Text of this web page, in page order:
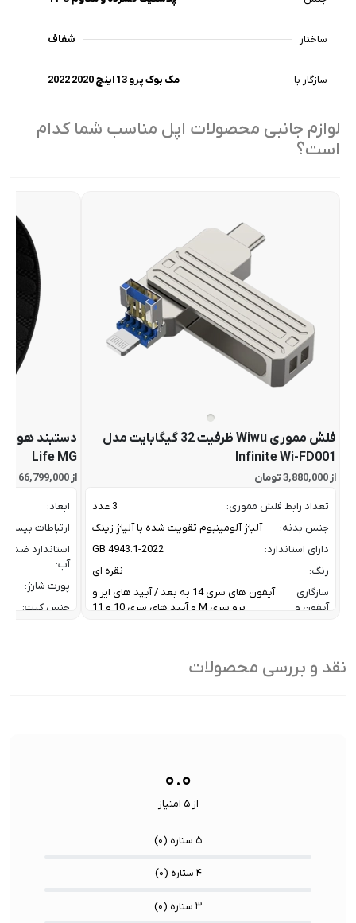
ساختار شفاف
سازگار با مک بوک پرو 13 اینچ 2020 2022
لوازم جانبی محصولات اپل مناسب شما کدام
است؟
فلش مموری Wiwu ظرفیت 32 گیگابایت مدل
Infinite Wi-FD001
از 3,880,000 تومان
تعداد رابط فلش مموری:
3 عدد
جنس بدنه:
آلیاژ آلومینیوم تقویت شده با آلیاژ زینک
دارای استاندارد:
GB 4943.1-2022
رنگ:
نقره ای
سازگاری
آیفون و
آیفون های سری 14 به بعد / آیپد های ایر و
پرو سری M و آیپد های سری 10 و 11
ظرفیت:
Life MG
از 66,799,000 تومان
ابعاد:
ارتباطات بیسیم:
استاندارد ضد
آب:
پورت شارژ:
جنس کیت:
نقد و بررسی محصولات
۰.۰
از ۵ امتیاز
۵ ستاره ( ۰)
۴ ستاره ( ۰)
۳ ستاره ( ۰)